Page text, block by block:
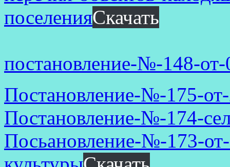
поселенияСкачать
постановление-№-148-от-
Постановление-№-175-
Постановление-№-174-
Посьановление-№-173-